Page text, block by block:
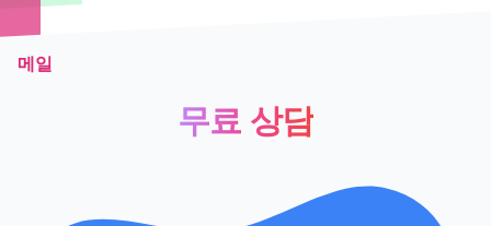
메일
무료 상담